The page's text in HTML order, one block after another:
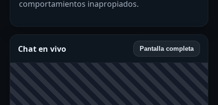
comportamientos inapropiados.
Chat en vivo Pantalla completa